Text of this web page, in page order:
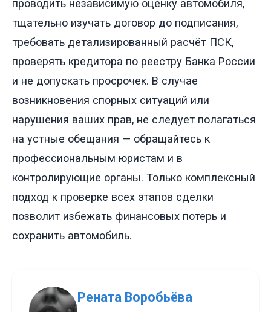
проводить независимую оценку автомобиля,
тщательно изучать договор до подписания,
требовать детализированный расчёт ПСК,
проверять кредитора по реестру Банка России
и не допускать просрочек. В случае
возникновения спорных ситуаций или
нарушения ваших прав, не следует полагаться
на устные обещания — обращайтесь к
профессиональным юристам и в
контролирующие органы. Только комплексный
подход к проверке всех этапов сделки
позволит избежать финансовых потерь и
сохранить автомобиль.
Рената Воробьёва